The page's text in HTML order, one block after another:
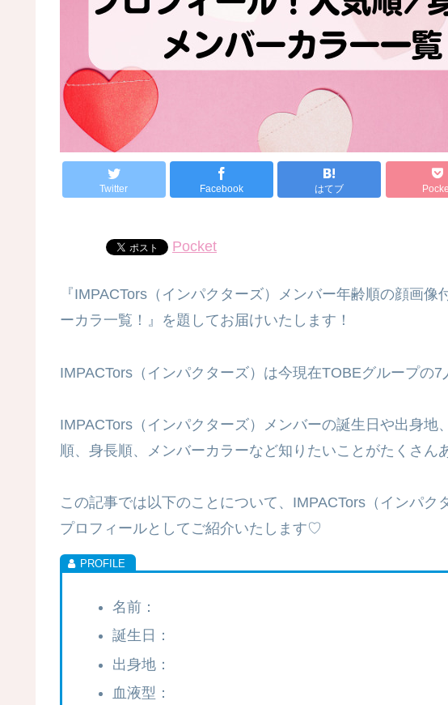
Twitter Facebook はてブ
Pocket
『IMPACTors（インパクターズ）メンバー年齢順の顔画
ーカラ一覧！』を題してお届けいたします！
IMPACTors（インパクターズ）は今現在TOBEグループの7
IMPACTors（インパクターズ）メンバーの誕生日や出身
順、身長順、メンバーカラーなど知りたいことがたくさん
この記事では以下のことについて、IMPACTors（インパク
プロフィールとしてご紹介いたします♡
名前：
誕生日：
出身地：
血液型：